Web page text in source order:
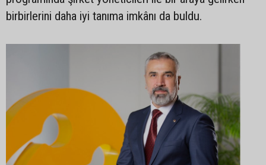
birbirlerini daha iyi tanıma imkânı da buldu.